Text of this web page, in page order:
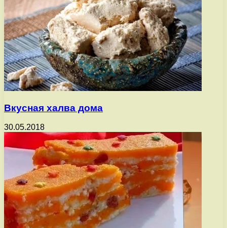
Вкусная халва дома
30.05.2018